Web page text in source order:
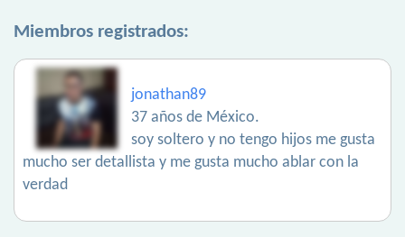
Miembros registrados:
jonathan89
37 años de México.
soy soltero y no tengo hijos me gusta
mucho ser detallista y me gusta mucho ablar con la
verdad